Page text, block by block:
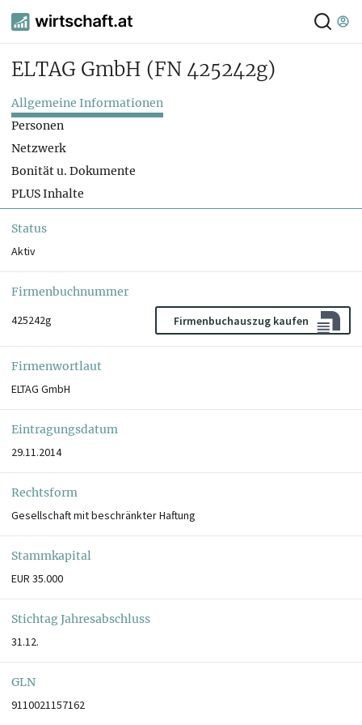
ELTAG GmbH (FN 425242g)
Allgemeine Informationen
Personen
Netzwerk
Bonität u. Dokumente
PLUS Inhalte
Status
Aktiv
Firmenbuchnummer
425242g
Firmenbuchauszug kaufen
Firmenwortlaut
ELTAG GmbH
Eintragungsdatum
29.11.2014
Rechtsform
Gesellschaft mit beschränkter Haftung
Stammkapital
EUR 35.000
Stichtag Jahresabschluss
31.12.
GLN
9110021157162